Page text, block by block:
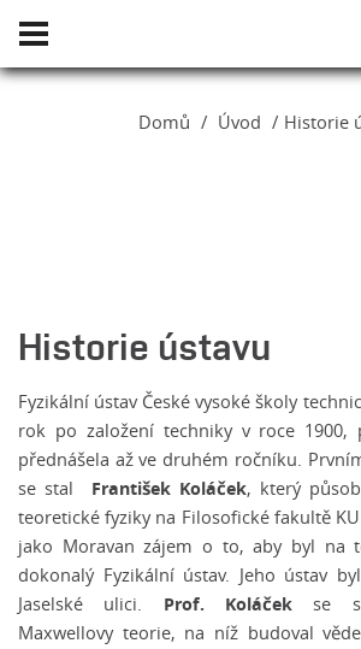
Domů Úvod Historie
Historie ústavu
Fyzikální ústav České vysoké školy
rok po založení techniky v roce 1900,
přednášela až ve druhém ročníku.
se stal František Koláček, který
teoretické fyziky na Filosofické fakultě
jako Moravan zájem o to, aby byl na
dokonalý Fyzikální ústav. Jeho ústav
Jaselské ulici. Prof. Koláček se
Maxwellovy teorie, na níž budoval